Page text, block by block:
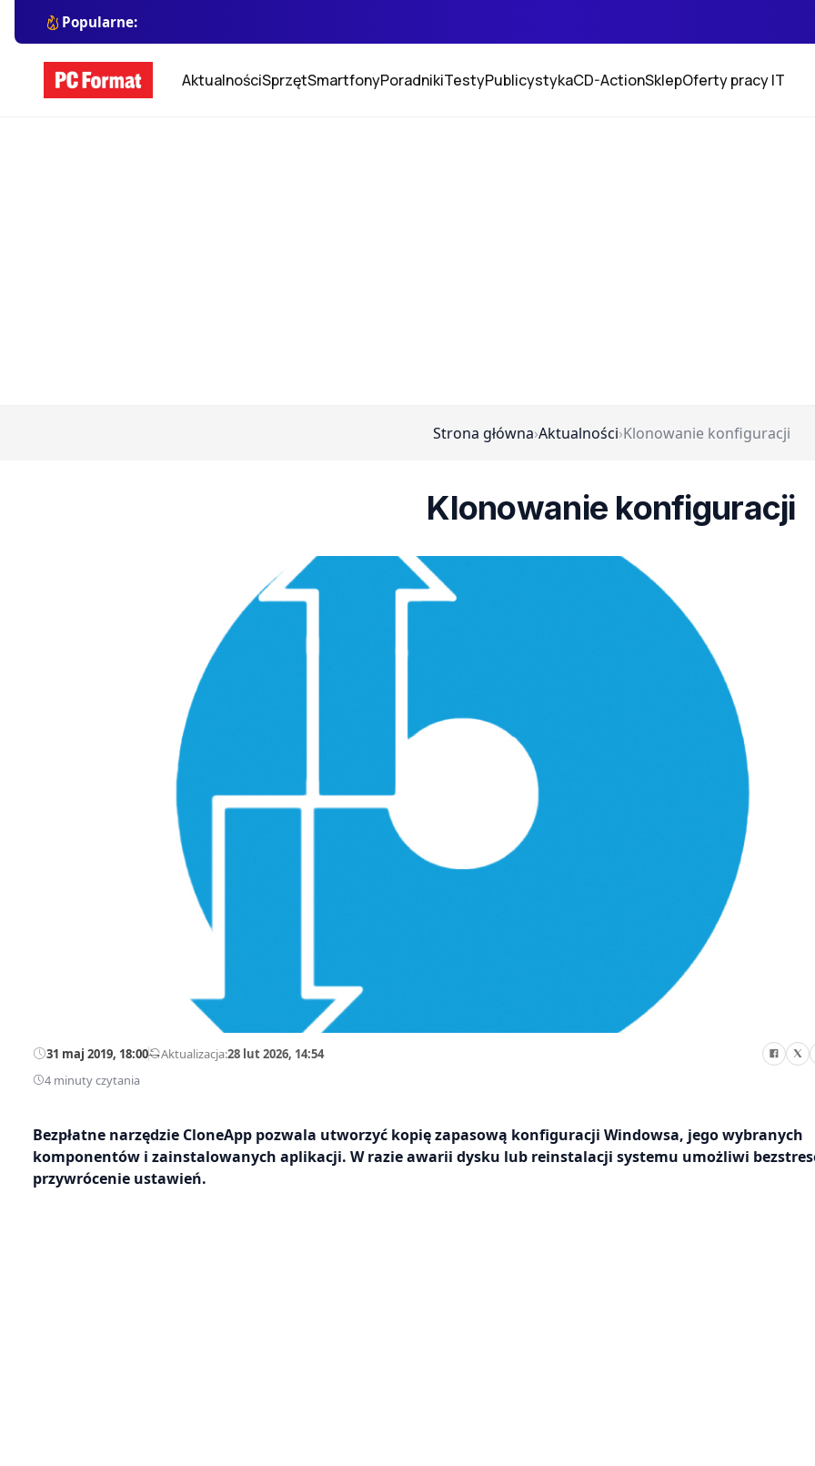
Popularne:
AktualnościSprzętSmartfonyPoradnikiTestyPublicystykaCD-ActionSklepOferty pracy IT
Strona główna›Aktualności›Klonowanie konfiguracji
Klonowanie konfiguracji
31 maj 2019, 18:00—Aktualizacja:28 lut 2026, 14:54
4 minuty czytania
Bezpłatne narzędzie CloneApp pozwala utworzyć kopię zapasową konfiguracji Windowsa, jego wybranych
komponentów i zainstalowanych aplikacji. W razie awarii dysku lub reinstalacji systemu umożliwi
przywrócenie ustawień.